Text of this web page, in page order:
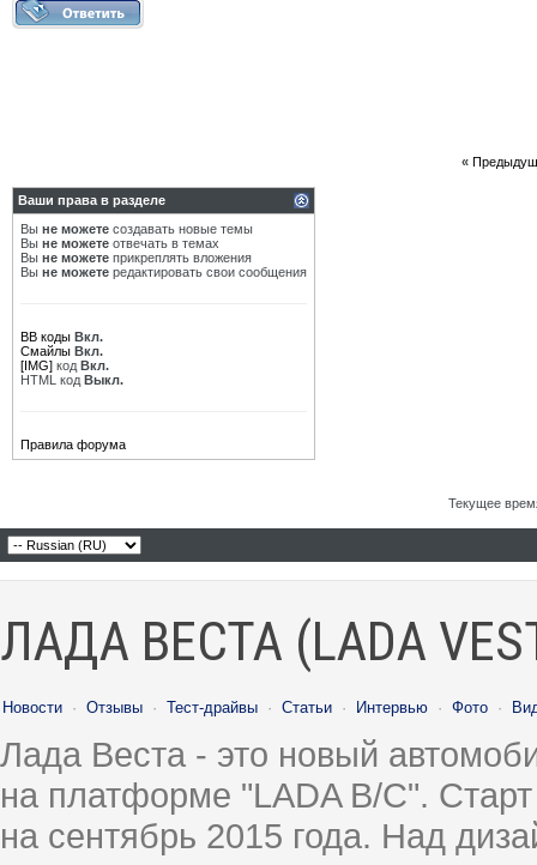
«
Ваши права в разделе
Вы не можете создавать новые темы
Вы не можете отвечать в темах
Вы не можете прикреплять вложения
Вы не можете редактировать свои сообщения
BB коды Вкл.
Смайлы Вкл.
[IMG] код Вкл.
HTML код Выкл.
Правила форума
Текущее
ЛАДА ВЕСТА (LADA
Новости · Отзывы · Тест-драйвы · Статьи · Интервью · Фото ·
Лада Веста - это новый
на платформе "LADA B/C".
на сентябрь 2015 года. Над